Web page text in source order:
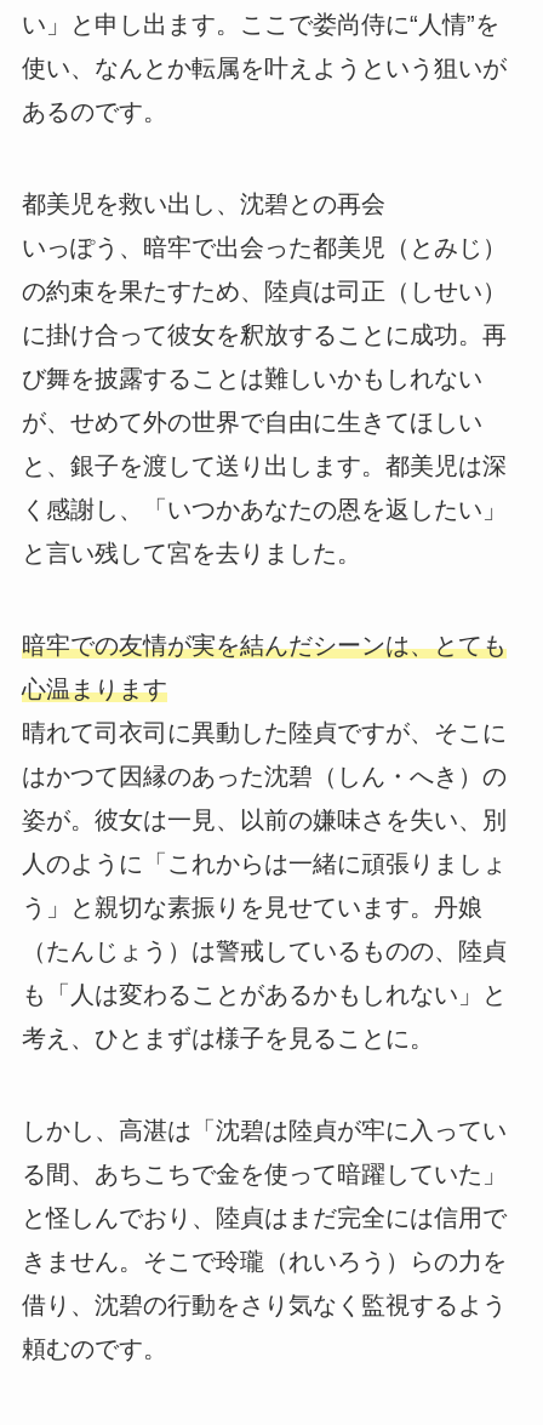
い」と申し出ます。ここで娄尚侍に“人情”を
使い、なんとか転属を叶えようという狙いが
あるのです。
都美児を救い出し、沈碧との再会
いっぽう、暗牢で出会った都美児（とみじ）
の約束を果たすため、陸貞は司正（しせい）
に掛け合って彼女を釈放することに成功。再
び舞を披露することは難しいかもしれない
が、せめて外の世界で自由に生きてほしい
と、銀子を渡して送り出します。都美児は深
く感謝し、「いつかあなたの恩を返したい」
と言い残して宮を去りました。
暗牢での友情が実を結んだシーンは、とても
心温まります
晴れて司衣司に異動した陸貞ですが、そこに
はかつて因縁のあった沈碧（しん・へき）の
姿が。彼女は一見、以前の嫌味さを失い、別
人のように「これからは一緒に頑張りましょ
う」と親切な素振りを見せています。丹娘
（たんじょう）は警戒しているものの、陸貞
も「人は変わることがあるかもしれない」と
考え、ひとまずは様子を見ることに。
しかし、高湛は「沈碧は陸貞が牢に入ってい
る間、あちこちで金を使って暗躍していた」
と怪しんでおり、陸貞はまだ完全には信用で
きません。そこで玲瓏（れいろう）らの力を
借り、沈碧の行動をさり気なく監視するよう
頼むのです。